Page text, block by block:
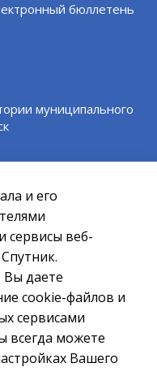
бюллетень
муниципального
и учетных
материалов ссылка
пожалуйста, выделите
клавиш
данных
и его
сервисы веб-
Вы даете
cookie-файлов и
сервисами
всегда можете
Вашего